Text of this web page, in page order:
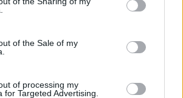
to Google and its third-party tags to
specified purposes in below Google
of the Sale of my
of processing my
for Targeted Advertising.
σε συνδυασμό
ισχύος 113 ίππων
και άμεση απόκριση στην
περιβάλλον. Η έκδοση Urban
από την ήδη υπάρχουσα γκάμα